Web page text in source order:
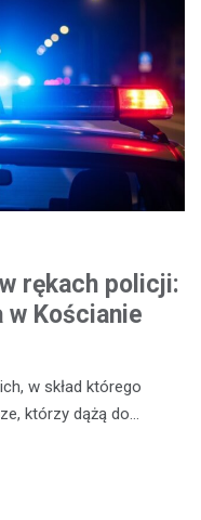
rękach policji:
Kościanie
w skład którego
którzy dążą do…